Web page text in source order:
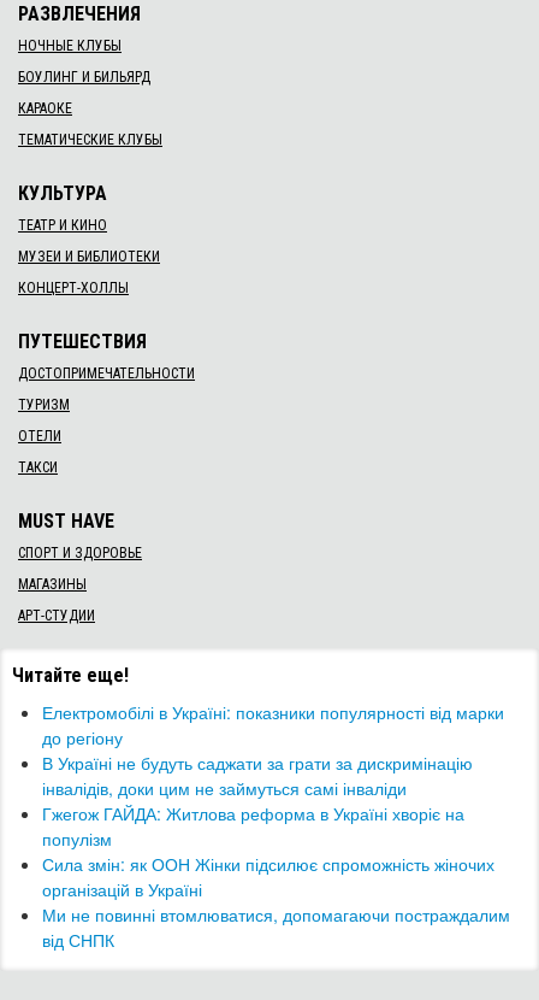
РАЗВЛЕЧЕНИЯ
НОЧНЫЕ КЛУБЫ
БОУЛИНГ И БИЛЬЯРД
КАРАОКЕ
ТЕМАТИЧЕСКИЕ КЛУБЫ
КУЛЬТУРА
ТЕАТР И КИНО
МУЗЕИ И БИБЛИОТЕКИ
КОНЦЕРТ-ХОЛЛЫ
ПУТЕШЕСТВИЯ
ДОСТОПРИМЕЧАТЕЛЬНОСТИ
ТУРИЗМ
ОТЕЛИ
ТАКСИ
MUST HAVE
СПОРТ И ЗДОРОВЬЕ
МАГАЗИНЫ
АРТ-СТУДИИ
Читайте еще!
​Електромобілі в Україні: показники популярності від марки
до регіону
В Україні не будуть саджати за грати за дискримінацію
інвалідів, доки цим не займуться самі інваліди
Гжегож ГАЙДА: Житлова реформа в Україні хворіє на
популізм
​Сила змін: як ООН Жінки підсилює спроможність жіночих
організацій в Україні
​Ми не повинні втомлюватися, допомагаючи постраждалим
від СНПК